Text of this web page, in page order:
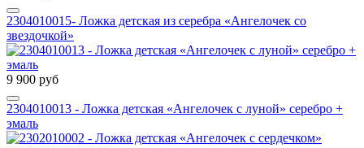
2304010015- Ложка детская из серебра «Ангелочек со
звездочкой»
9 900 руб
2304010013 - Ложка детская «Ангелочек с луной» серебро +
эмаль